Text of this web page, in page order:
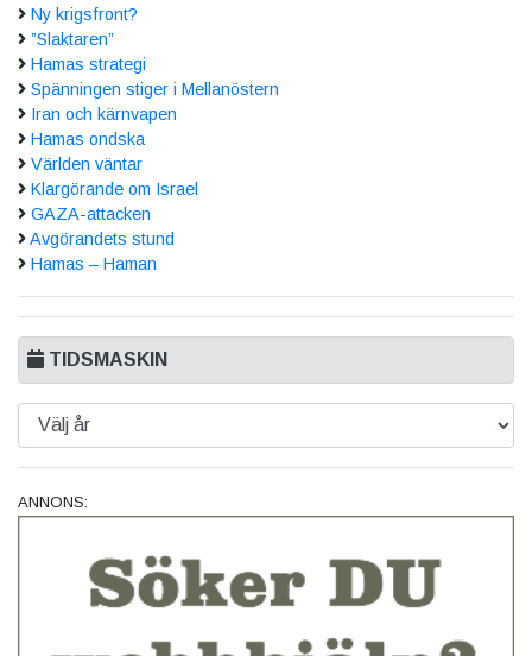
Ny krigsfront?
”Slaktaren”
Hamas strategi
Spänningen stiger i Mellanöstern
Iran och kärnvapen
Hamas ondska
Världen väntar
Klargörande om Israel
GAZA-attacken
Avgörandets stund
Hamas – Haman
TIDSMASKIN
ANNONS: